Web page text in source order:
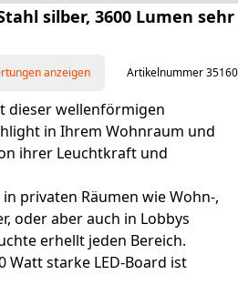
silber, 3600 Lumen sehr
anzeigen Artikelnummer 35160
dieser wellenförmigen
in Ihrem Wohnraum und
ihrer Leuchtkraft und
in privaten Räumen wie Wohn-,
oder aber auch in Lobbys
erhellt jeden Bereich.
Watt starke LED-Board ist